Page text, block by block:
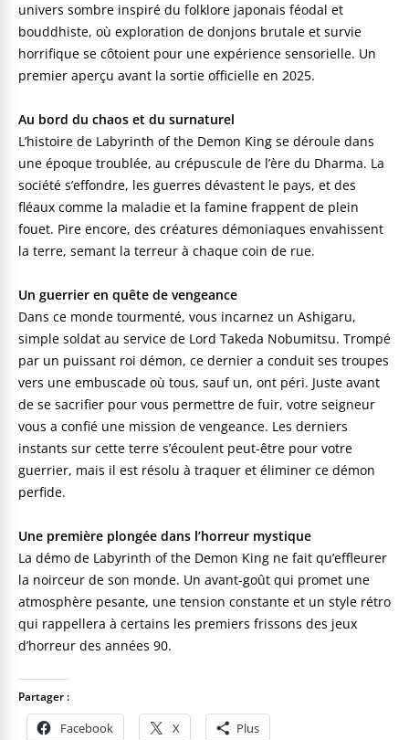
univers sombre inspiré du folklore japonais féodal et
bouddhiste, où exploration de donjons brutale et survie
horrifique se côtoient pour une expérience sensorielle. Un
premier aperçu avant la sortie officielle en 2025.
Au bord du chaos et du surnaturel
L’histoire de Labyrinth of the Demon King se déroule dans
une époque troublée, au crépuscule de l’ère du Dharma. La
société s’effondre, les guerres dévastent le pays, et des
fléaux comme la maladie et la famine frappent de plein
fouet. Pire encore, des créatures démoniaques envahissent
la terre, semant la terreur à chaque coin de rue.
Un guerrier en quête de vengeance
Dans ce monde tourmenté, vous incarnez un Ashigaru,
simple soldat au service de Lord Takeda Nobumitsu. Trompé
par un puissant roi démon, ce dernier a conduit ses troupes
vers une embuscade où tous, sauf un, ont péri. Juste avant
de se sacrifier pour vous permettre de fuir, votre seigneur
vous a confié une mission de vengeance. Les derniers
instants sur cette terre s’écoulent peut-être pour votre
guerrier, mais il est résolu à traquer et éliminer ce démon
perfide.
Une première plongée dans l’horreur mystique
La démo de Labyrinth of the Demon King ne fait qu’effleurer
la noirceur de son monde. Un avant-goût qui promet une
atmosphère pesante, une tension constante et un style rétro
qui rappellera à certains les premiers frissons des jeux
d’horreur des années 90.
Partager :
Facebook X Plus